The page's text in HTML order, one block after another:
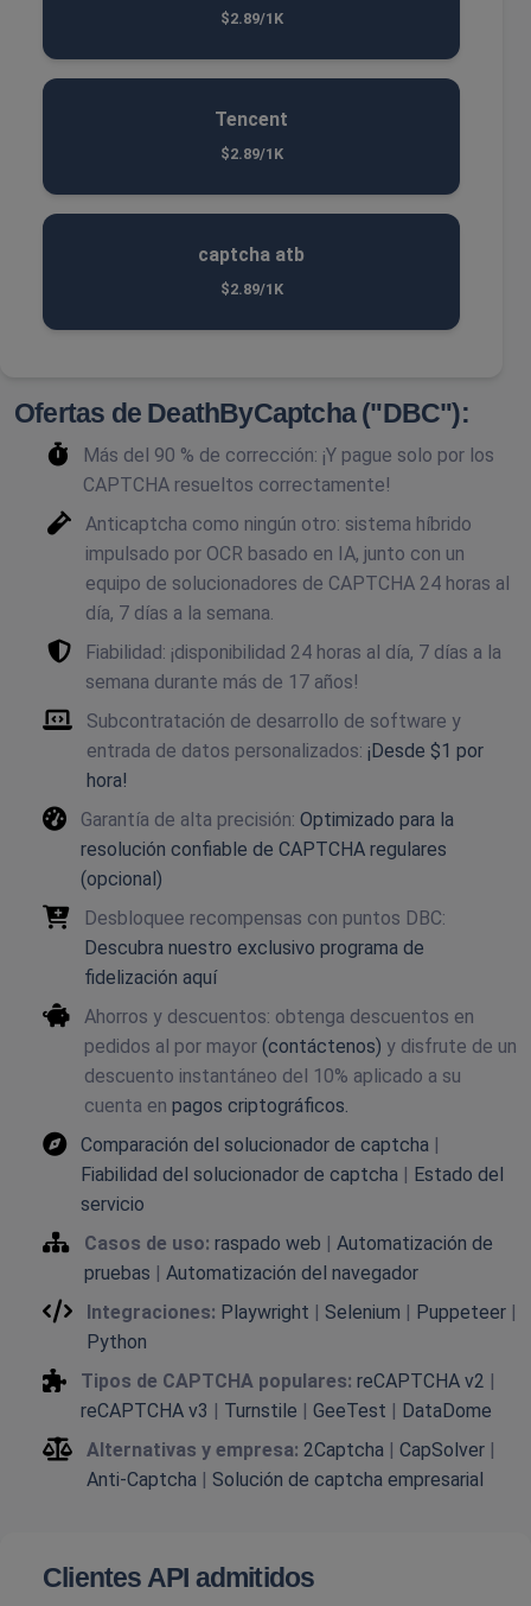
$2.89/1K
Tencent
$2.89/1K
captcha atb
$2.89/1K
Ofertas de DeathByCaptcha ("DBC"):
Más del 90 % de corrección: ¡Y pague solo por los
CAPTCHA resueltos correctamente!
Anticaptcha como ningún otro: sistema híbrido
impulsado por OCR basado en IA, junto con un
equipo de solucionadores de CAPTCHA 24 horas al
día, 7 días a la semana.
Fiabilidad: ¡disponibilidad 24 horas al día, 7 días a la
semana durante más de 17 años!
Subcontratación de desarrollo de software y
entrada de datos personalizados: ¡Desde $1 por
hora!
Garantía de alta precisión: Optimizado para la
resolución confiable de CAPTCHA regulares
(opcional)
Desbloquee recompensas con puntos DBC:
Descubra nuestro exclusivo programa de
fidelización aquí
Ahorros y descuentos: obtenga descuentos en
pedidos al por mayor (contáctenos) y disfrute de un
descuento instantáneo del 10% aplicado a su
cuenta en pagos criptográficos.
Comparación del solucionador de captcha |
Fiabilidad del solucionador de captcha | Estado del
servicio
Casos de uso: raspado web | Automatización de
pruebas | Automatización del navegador
Integraciones: Playwright | Selenium | Puppeteer |
Python
Tipos de CAPTCHA populares: reCAPTCHA v2 |
reCAPTCHA v3 | Turnstile | GeeTest | DataDome
Alternativas y empresa: 2Captcha | CapSolver |
Anti-Captcha | Solución de captcha empresarial
Clientes API admitidos